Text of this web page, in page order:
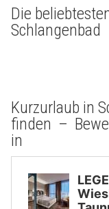
Die
Schlangenbad
Kurzurlaub in
finden –
in